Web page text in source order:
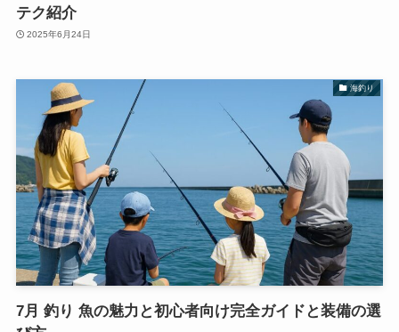
テク紹介
2025年6月24日
海釣り
7月 釣り 魚の魅力と初心者向け完全ガイドと装備の選